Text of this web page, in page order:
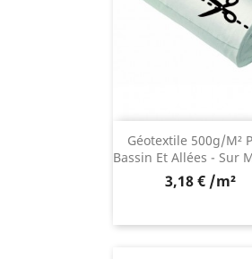
Géotextile 500g/m²
Bassin Et Allées - Sur
3,18 € /m²